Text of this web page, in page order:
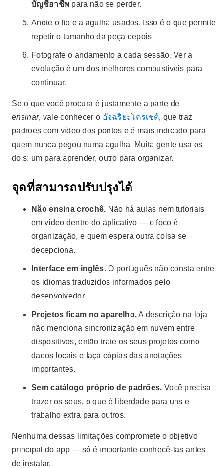
บัญชีอาชีพ para não se perder.
Anote o fio e a agulha usados. Isso é o que permite
repetir o tamanho da peça depois.
Fotografe o andamento a cada sessão. Ver a
evolução é um dos melhores combustíveis para
continuar.
Se o que você procura é justamente a parte de
ensinar, vale conhecer o อัจฉริยะโครเชต์, que traz
padrões com vídeo dos pontos e é mais indicado para
quem nunca pegou numa agulha. Muita gente usa os
dois: um para aprender, outro para organizar.
จุดที่สามารถปรับปรุงได้
Não ensina crochê. Não há aulas nem tutoriais
em vídeo dentro do aplicativo — o foco é
organização, e quem espera outra coisa se
decepciona.
Interface em inglês. O português não consta entre
os idiomas traduzidos informados pelo
desenvolvedor.
Projetos ficam no aparelho.A descrição na loja
não menciona sincronização em nuvem entre
dispositivos, então trate os seus projetos como
dados locais e faça cópias das anotações
importantes.
Sem catálogo próprio de padrões. Você precisa
trazer os seus, o que é liberdade para uns e
trabalho extra para outros.
Nenhuma dessas limitações compromete o objetivo
principal do app — só é importante conhecê-las antes
de instalar.